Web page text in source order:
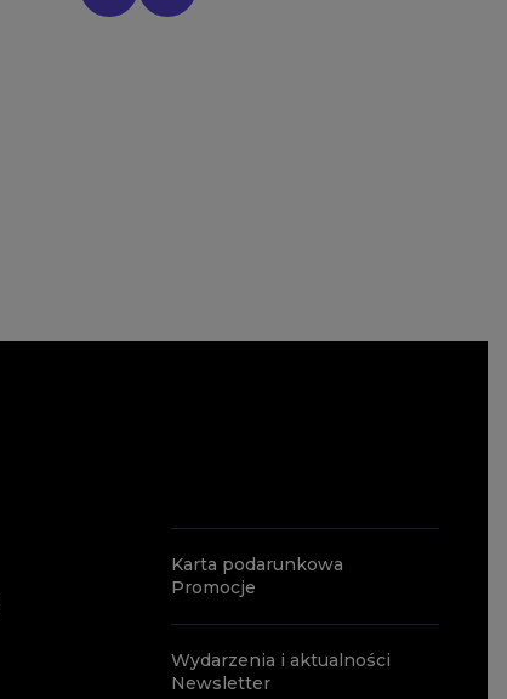
Karta podarunkowa
Promocje
Wydarzenia i aktualności
Newsletter